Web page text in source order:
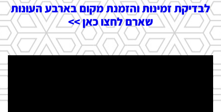
לבדיקת זמינות והזמנת מקום בארבע העונות
שארם לחצו כאן >>